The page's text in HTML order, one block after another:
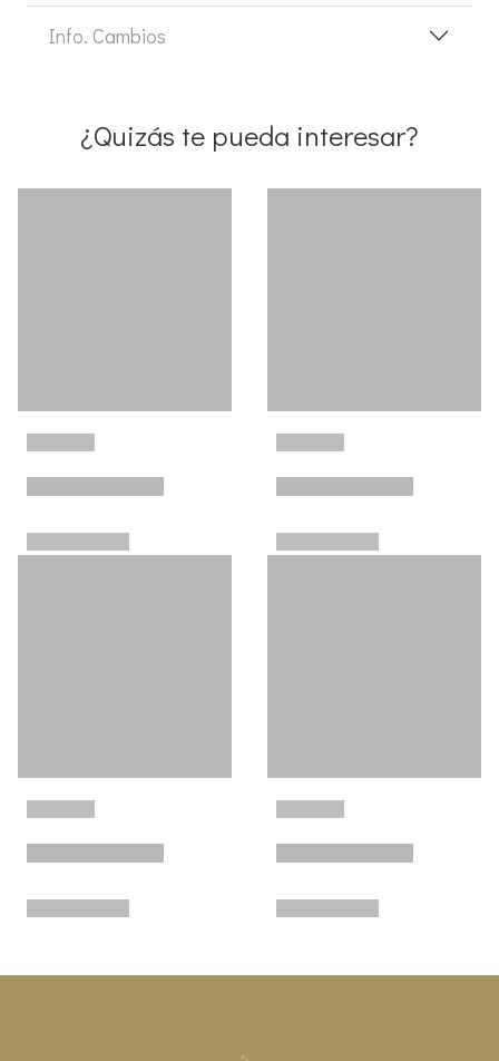
Info. Cambios
¿Quizás te pueda interesar?